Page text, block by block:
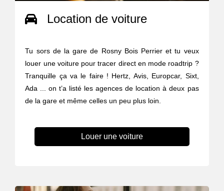
Location de voiture
Tu sors de la gare de Rosny Bois Perrier et tu veux
louer une voiture pour tracer direct en mode roadtrip ?
Tranquille ça va le faire ! Hertz, Avis, Europcar, Sixt,
Ada ... on t’a listé les agences de location à deux pas
de la gare et même celles un peu plus loin.
Louer une voiture